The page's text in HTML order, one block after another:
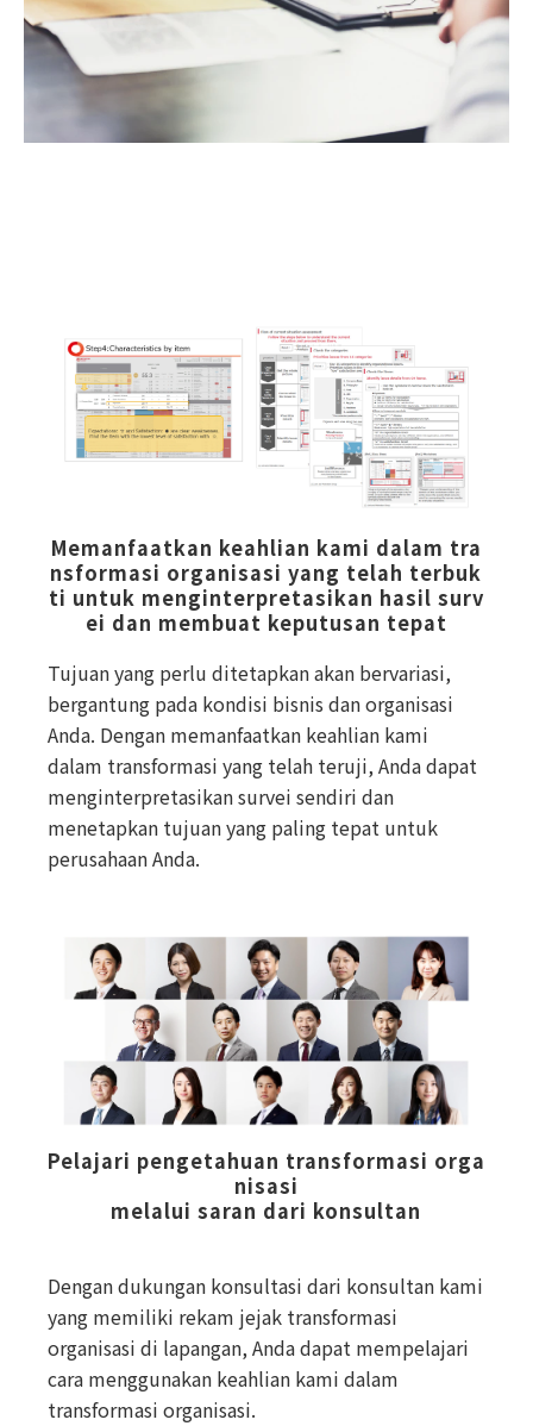
Memanfaatkan keahlian kami dalam tra
nsformasi organisasi yang telah terbuk
ti untuk menginterpretasikan hasil surv
ei dan membuat keputusan tepat
Tujuan yang perlu ditetapkan akan bervariasi,
bergantung pada kondisi bisnis dan organisasi
Anda. Dengan memanfaatkan keahlian kami
dalam transformasi yang telah teruji, Anda dapat
menginterpretasikan survei sendiri dan
menetapkan tujuan yang paling tepat untuk
perusahaan Anda.
Pelajari pengetahuan transformasi orga
nisasi
melalui saran dari konsultan
Dengan dukungan konsultasi dari konsultan kami
yang memiliki rekam jejak transformasi
organisasi di lapangan, Anda dapat mempelajari
cara menggunakan keahlian kami dalam
transformasi organisasi.